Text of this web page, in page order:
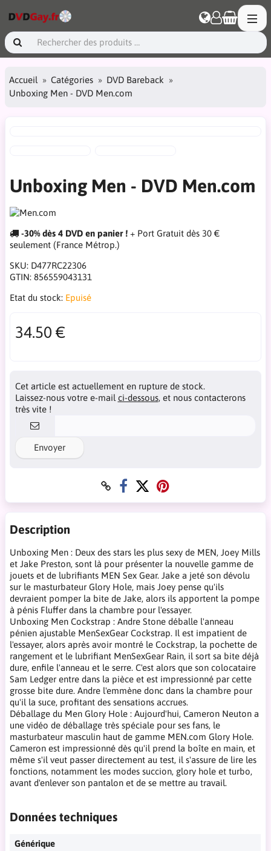
Accueil Catégories
DVD Bareback
Unboxing Men - DVD Men.com
Unboxing Men - DVD Men.com
-30% dès 4 DVD en panier ! + Port Gratuit dès 30 €
seulement (France Métrop.)
SKU: D477RC22306
GTIN: 856559043131
Etat du stock: Epuisé
34.50 €
Cet article est actuellement en rupture de stock.
Laissez-nous votre e-mail ci-dessous, et nous contacterons
très vite !
Envoyer
Description
Unboxing Men : Deux des stars les plus sexy de MEN, Joey Mills
et Jake Preston, sont là pour présenter la nouvelle gamme de
jouets et de lubrifiants MEN Sex Gear. Jake a jeté son dévolu
sur le masturbateur Glory Hole, mais Joey pense qu'ils
devraient pomper la bite de Jake, alors ils apportent la pompe
à pénis Fluffer dans la chambre pour l'essayer.
Unboxing Men Cockstrap : Andre Stone déballe l'anneau
pénien ajustable MenSexGear Cockstrap. Il est impatient de
l'essayer, alors après avoir montré le Cockstrap, la pochette de
rangement et le lubrifiant MenSexGear Rain, il sort sa bite déjà
dure, enfile l'anneau et le serre. C'est alors que son colocataire
Sam Ledger entre dans la pièce et est impressionné par cette
grosse bite dure. Andre l'emmène donc dans la chambre pour
qu'il la suce, profitant des sensations accrues.
Déballage du Men Glory Hole : Aujourd'hui, Cameron Neuton a
une vidéo de déballage très spéciale pour ses fans, le
masturbateur masculin haut de gamme MEN.com Glory Hole.
Cameron est impressionné dès qu'il prend la boîte en main, et
même s'il veut passer directement au test, il s'assure de lire les
fonctions, notamment les modes succion, glory hole et turbo,
avant d'enlever son pantalon et de se mettre au travail.
Données techniques
Générique